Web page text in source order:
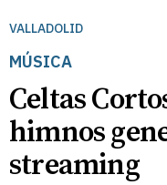
VALLADOLID
MÚSICA
Celtas
himnos
streaming